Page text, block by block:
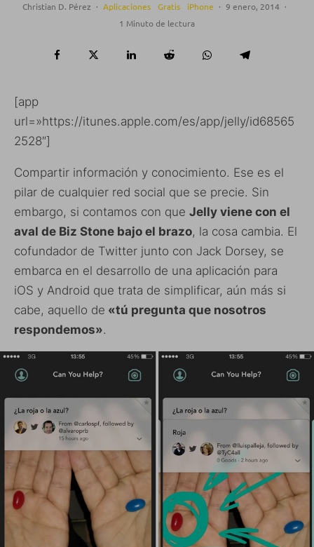
Christian D. Pérez · Aplicaciones Gratis iPhone · 9 enero, 2014 ·
1 Minuto de lectura
[app
url=»https://itunes.apple.com/es/app/jelly/id68565
2528″]
Compartir información y conocimiento. Ese es el
pilar de cualquier red social que se precie. Sin
embargo, si contamos con que Jelly viene con el
aval de Biz Stone bajo el brazo, la cosa cambia. El
cofundador de Twitter junto con Jack Dorsey, se
embarca en el desarrollo de una aplicación para
iOS y Android que trata de simplificar, aún más si
cabe, aquello de «tú pregunta que nosotros
respondemos».